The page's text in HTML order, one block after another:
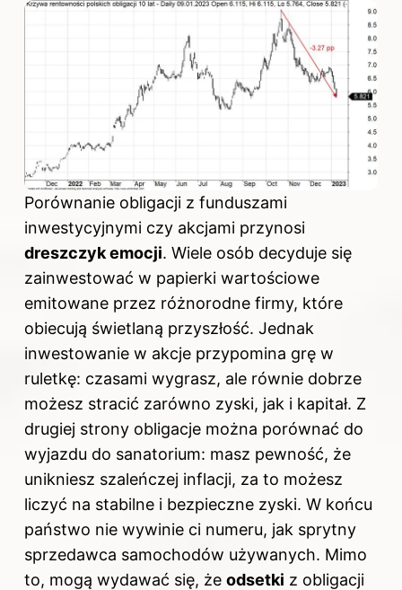
Porównanie obligacji z funduszami
inwestycyjnymi czy akcjami przynosi
dreszczyk emocji. Wiele osób decyduje się
zainwestować w papierki wartościowe
emitowane przez różnorodne firmy, które
obiecują świetlaną przyszłość. Jednak
inwestowanie w akcje przypomina grę w
ruletkę: czasami wygrasz, ale równie dobrze
możesz stracić zarówno zyski, jak i kapitał. Z
drugiej strony obligacje można porównać do
wyjazdu do sanatorium: masz pewność, że
unikniesz szaleńczej inflacji, za to możesz
liczyć na stabilne i bezpieczne zyski. W końcu
państwo nie wywinie ci numeru, jak sprytny
sprzedawca samochodów używanych. Mimo
to, mogą wydawać się, że odsetki z obligacji